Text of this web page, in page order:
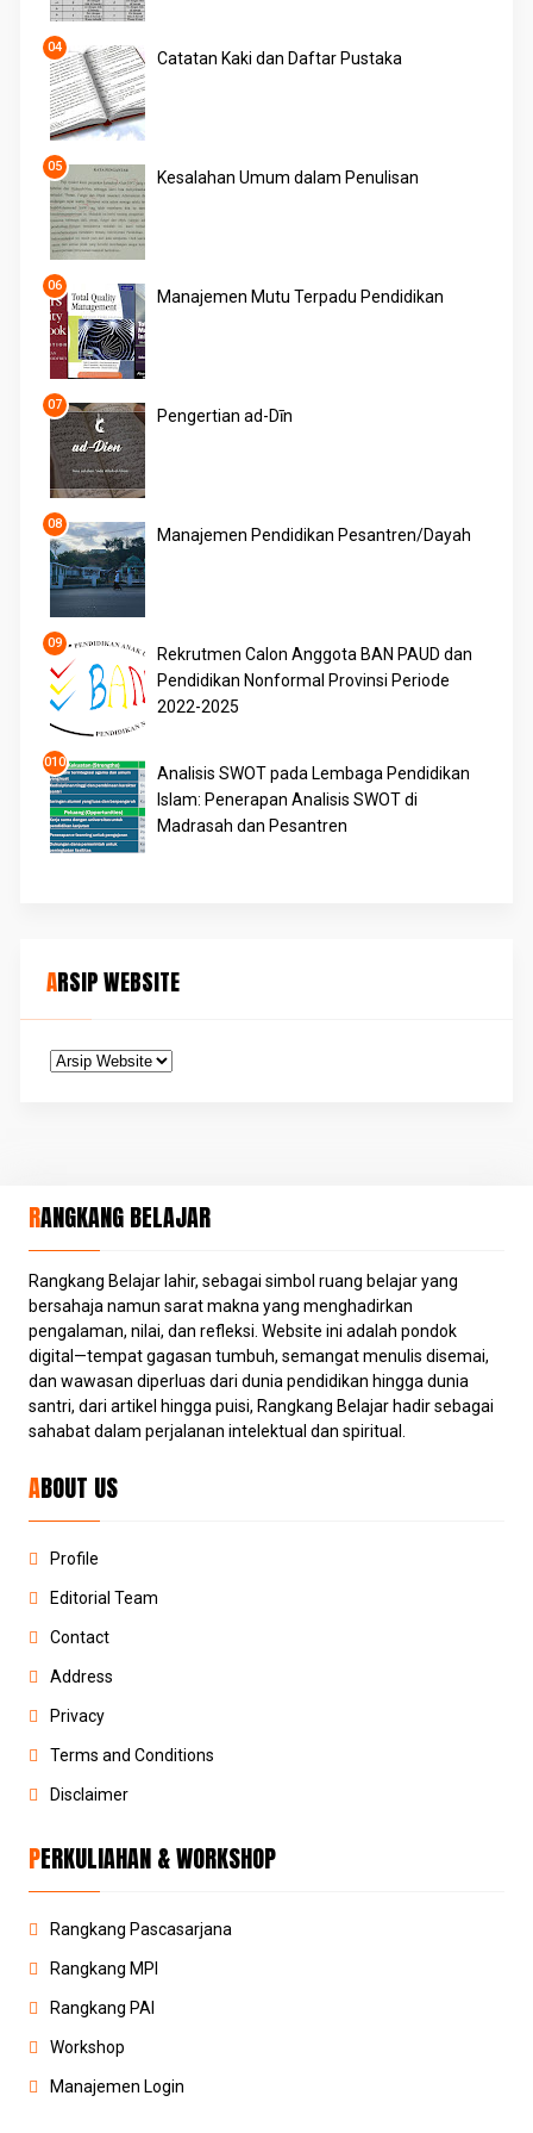
Catatan Kaki dan Daftar Pustaka
Kesalahan Umum dalam Penulisan
Manajemen Mutu Terpadu Pendidikan
Pengertian ad-Dīn
Manajemen Pendidikan Pesantren/Dayah
Rekrutmen Calon Anggota BAN PAUD dan
Pendidikan Nonformal Provinsi Periode
2022-2025
Analisis SWOT pada Lembaga Pendidikan
Islam: Penerapan Analisis SWOT di
Madrasah dan Pesantren
ARSIP WEBSITE
RANGKANG BELAJAR
Rangkang Belajar lahir, sebagai simbol ruang belajar yang
bersahaja namun sarat makna yang menghadirkan
pengalaman, nilai, dan refleksi. Website ini adalah pondok
digital—tempat gagasan tumbuh, semangat menulis disemai,
dan wawasan diperluas dari dunia pendidikan hingga dunia
santri, dari artikel hingga puisi, Rangkang Belajar hadir sebagai
sahabat dalam perjalanan intelektual dan spiritual.
ABOUT US
Profile
Editorial Team
Contact
Address
Privacy
Terms and Conditions
Disclaimer
PERKULIAHAN & WORKSHOP
Rangkang Pascasarjana
Rangkang MPI
Rangkang PAI
Workshop
Manajemen Login